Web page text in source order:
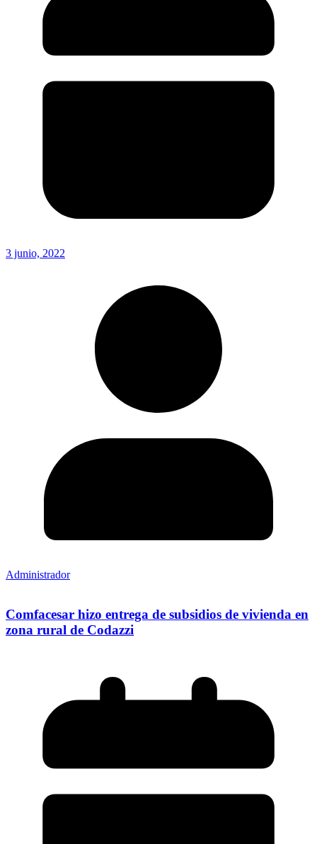
3 junio, 2022
Administrador
Comfacesar hizo entrega de subsidios de vivienda en
zona rural de Codazzi